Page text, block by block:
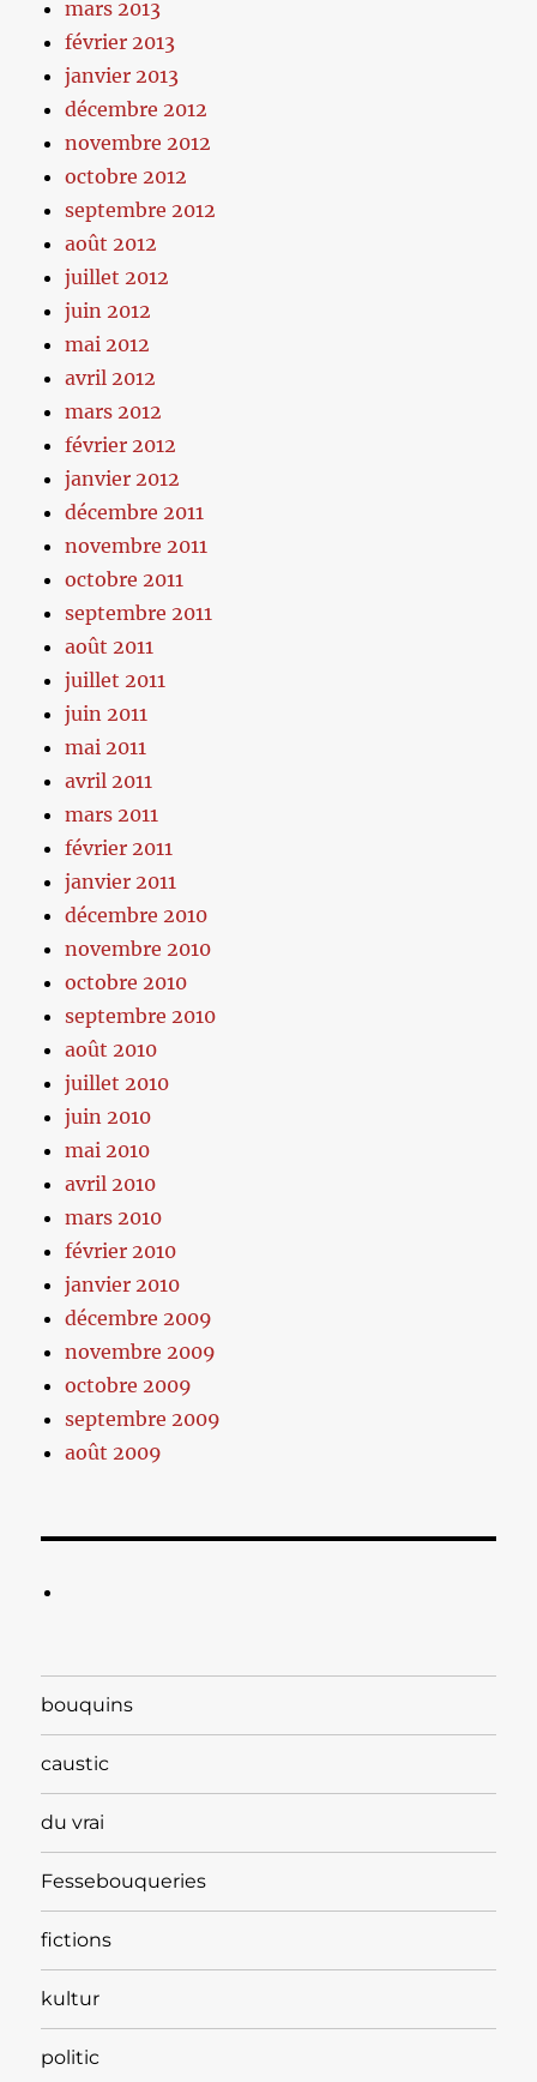
mars 2013
février 2013
janvier 2013
décembre 2012
novembre 2012
octobre 2012
septembre 2012
août 2012
juillet 2012
juin 2012
mai 2012
avril 2012
mars 2012
février 2012
janvier 2012
décembre 2011
novembre 2011
octobre 2011
septembre 2011
août 2011
juillet 2011
juin 2011
mai 2011
avril 2011
mars 2011
février 2011
janvier 2011
décembre 2010
novembre 2010
octobre 2010
septembre 2010
août 2010
juillet 2010
juin 2010
mai 2010
avril 2010
mars 2010
février 2010
janvier 2010
décembre 2009
novembre 2009
octobre 2009
septembre 2009
août 2009
bouquins
caustic
du vrai
Fessebouqueries
fictions
kultur
politic